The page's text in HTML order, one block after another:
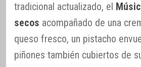
tradicional actualizado, el
secos acompañado de una
queso fresco, un pistacho
piñones también cubiertos de